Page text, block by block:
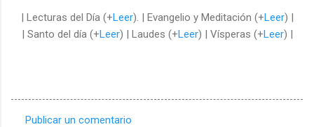
| Lecturas del Día (+Leer). | Evangelio y Meditación (+Leer) |
| Santo del día (+Leer) | Laudes (+Leer) | Vísperas (+Leer) |
Publicar un comentario